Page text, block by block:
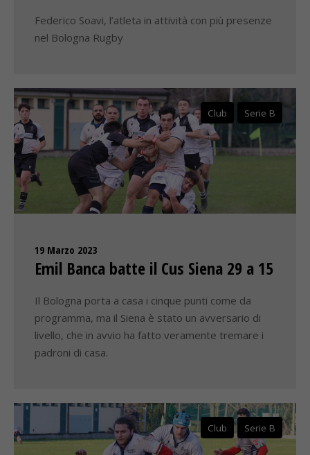
Federico Soavi, l’atleta in attività con più presenze
nel Bologna Rugby
Club Serie B
19 Marzo 2023
Emil Banca batte il Cus Siena 29 a 15
Il Bologna porta a casa i cinque punti come da
programma, ma il Siena è stato un avversario di
livello, che in avvio ha fatto veramente tremare i
padroni di casa.
Club Serie B